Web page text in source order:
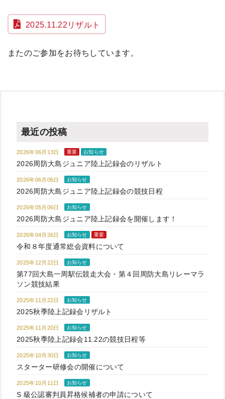
2025.11.22リザルト
またのご参加をお待ちしています。
最近の投稿
2026年06月13日 重要 お知らせ
2026周防大島ジュニア陸上記録会のリザルト
2026年06月06日 お知らせ
2026周防大島ジュニア陸上記録会の競技日程
2026年05月06日 お知らせ
2026周防大島ジュニア陸上記録会を開催します！
2026年04月26日 お知らせ 重要
令和８年度通常総会資料について
2025年12月22日 お知らせ
第77回大島一周駅伝競走大会・第４回周防大島リレーマラ
ソン競技結果
2025年11月22日 お知らせ
2025秋季陸上記録会リザルト
2025年11月20日 お知らせ
2025秋季陸上記録会11.22の競技日程等
2025年10月30日 お知らせ
スターター研修会の開催について
2025年10月11日 お知らせ
S 級公認審判員昇格候補者の申請について